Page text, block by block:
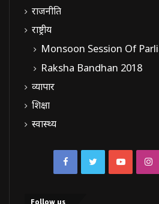
राजनीति
राष्ट्रीय
Monsoon Session Of
Raksha Bandhan 2018
व्यापार
शिक्षा
स्वास्थ्य
FacebookTwitterYouTube